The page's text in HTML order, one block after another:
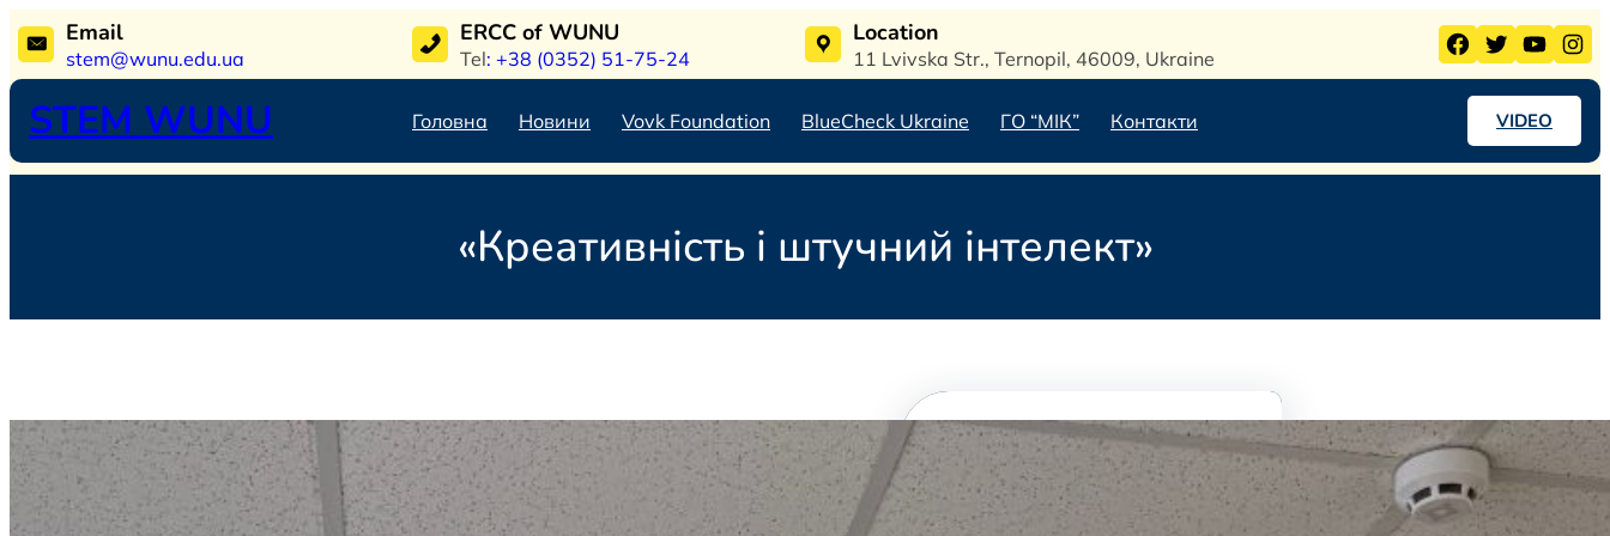
Перейти
до
вмісту
Email
stem@wunu.edu.ua
ERCC of WUNU
Tel: +38 (0352) 51-75-24
Location
11 Lvivska Str., Ternopil, 46009, Ukraine Facebook Twitter YouTube Instagram
STEM WUNU Головна Новини Vovk Foundation BlueCheck Ukraine ГО “МІК” Контакти VIDEO
«Креативність і штучний інтелект»
Search